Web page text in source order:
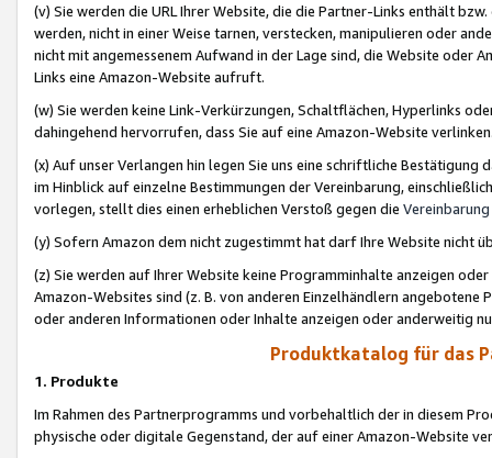
(v) Sie werden die URL Ihrer Website, die die Partner-Links enthält
werden, nicht in einer Weise tarnen, verstecken, manipulieren oder
nicht mit angemessenem Aufwand in der Lage sind, die Website oder
Links eine Amazon-Website aufruft.
(w) Sie werden keine Link-Verkürzungen, Schaltflächen, Hyperlinks
dahingehend hervorrufen, dass Sie auf eine Amazon-Website
(x) Auf unser Verlangen hin legen Sie uns eine schriftliche
im Hinblick auf einzelne Bestimmungen der Vereinbarung,
vorlegen, stellt dies einen erheblichen Verstoß gegen die Vereinbarung
(y) Sofern Amazon dem nicht zugestimmt hat darf Ihre Website nicht
(z) Sie werden auf Ihrer Website keine Programminhalte anzeigen
Amazon-Websites sind (z. B. von anderen Einzelhändlern
oder anderen Informationen oder Inhalte anzeigen oder anderweitig
Produktkatalog für das
1. Produkte
Im Rahmen des Partnerprogramms und vorbehaltlich der in diesem
physische oder digitale Gegenstand, der auf einer Amazon-Website